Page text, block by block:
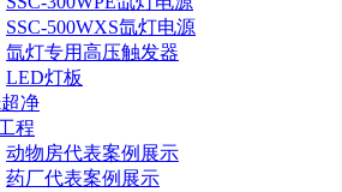
SSC-500WXS氙灯电源
氙灯专用高压触发器
LED灯板
净
程
动物房代表案例展示
药厂代表案例展示